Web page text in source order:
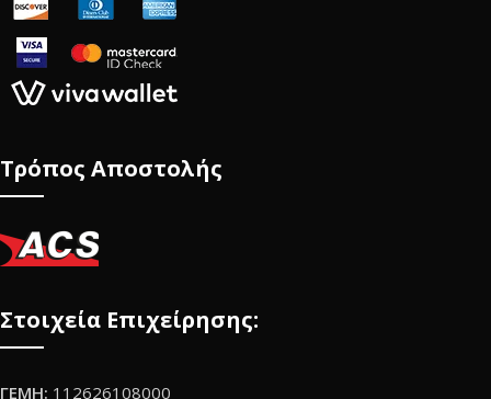
Τρόπος Αποστολής
Στοιχεία Επιχείρησης:
ΓΕΜΗ: 112626108000